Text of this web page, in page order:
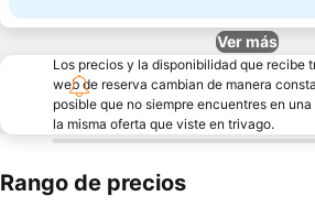
Ver más
Los precios y la disponibilidad que recibe
web de reserva cambian de manera
posible que no siempre encuentres en
la misma oferta que viste en trivago.
Rango de precios